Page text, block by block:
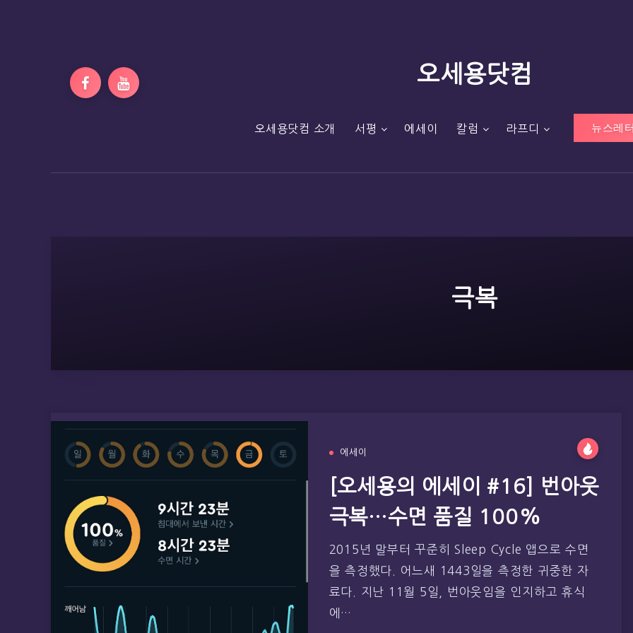
오세용닷컴
오세용닷컴 소개 서평 에세이 칼럼 라프디 뉴스레
극복
에세이
[오세용의 에세이 #16] 번아웃
극복…수면 품질 100%
2015년 말부터 꾸준히 Sleep Cycle 앱으로 수면
을 측정했다. 어느새 1443일을 측정한 귀중한 자
료다. 지난 11월 5일, 번아웃임을 인지하고 휴식
에…